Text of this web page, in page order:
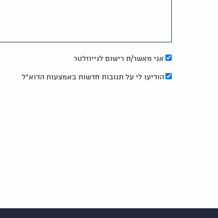
אני מאשר/ת רישום לנייוזלטר
הודיעו לי על תגובות חדשות באמצעות הדוא"ל